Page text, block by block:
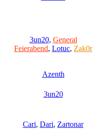
3un20, General
Feierabend, Lotuc, Zak0r
Azenth
3un20
Cari, Dari, Zartonar